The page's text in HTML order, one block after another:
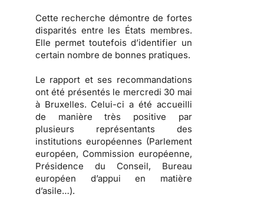
Cette recherche démontre de fortes
disparités entre les États membres.
Elle permet toutefois d’identifier un
certain nombre de bonnes pratiques.
Le rapport et ses recommandations
ont été présentés le mercredi 30 mai
à Bruxelles. Celui-ci a été accueilli
de manière très positive par
plusieurs représentants des
institutions européennes (Parlement
européen, Commission européenne,
Présidence du Conseil, Bureau
européen d’appui en matière
d’asile…).